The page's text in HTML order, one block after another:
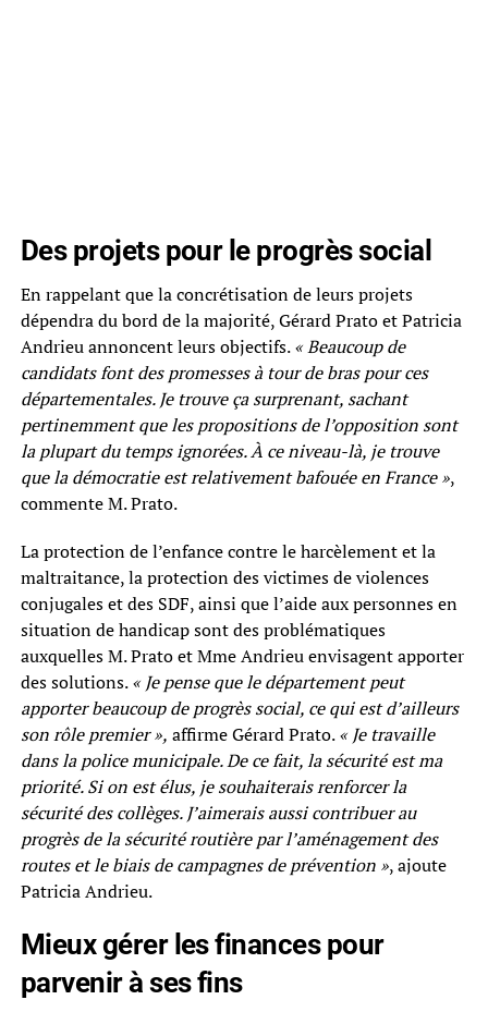
Des projets pour le progrès social
En rappelant que la concrétisation de leurs projets
dépendra du bord de la majorité, Gérard Prato et Patricia
Andrieu annoncent leurs objectifs.« Beaucoup de
candidats font des promesses à tour de bras pour ces
départementales. Je trouve ça surprenant, sachant
pertinemment que les propositions de l’opposition sont
la plupart du temps ignorées. À ce niveau-là, je trouve
que la démocratie est relativement bafouée en France »,
commente M. Prato.
La protection de l’enfance contre le harcèlement et la
maltraitance, la protection des victimes de violences
conjugales et des SDF, ainsi que l’aide aux personnes en
situation de handicap sont des problématiques
auxquelles M. Prato et Mme Andrieu envisagent apporter
des solutions.« Je pense que le département peut
apporter beaucoup de progrès social, ce qui est d’ailleurs
son rôle premier », affirme Gérard Prato.« Je travaille
dans la police municipale. De ce fait, la sécurité est ma
priorité. Si on est élus, je souhaiterais renforcer la
sécurité des collèges. J’aimerais aussi contribuer au
progrès de la sécurité routière par l’aménagement des
routes et le biais de campagnes de prévention », ajoute
Patricia Andrieu.
Mieux gérer les finances pour
parvenir à ses fins